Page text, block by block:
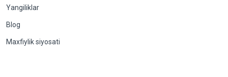
Yangiliklar
Blog
Maxfiylik siyosati